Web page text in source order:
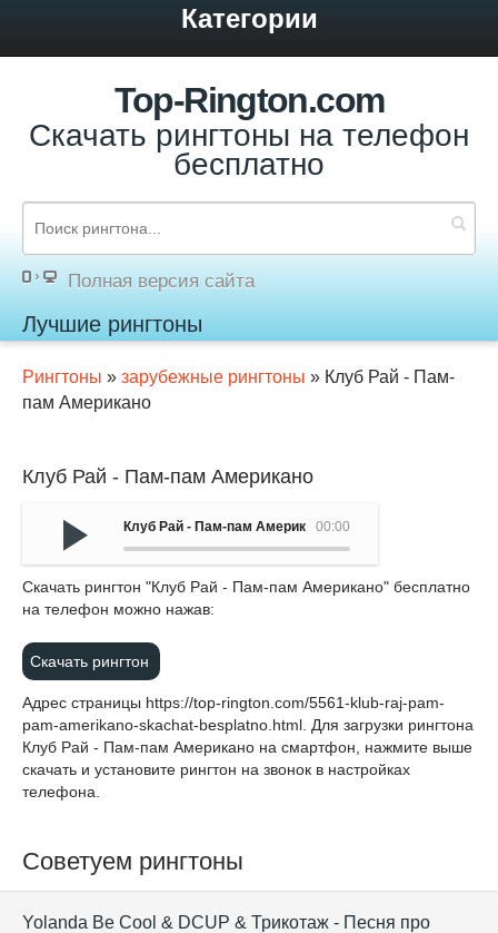
Категории
Top-Rington.com
Скачать рингтоны на телефон
бесплатно
Полная версия сайта
Лучшие рингтоны
Рингтоны » зарубежные рингтоны » Клуб Рай - Пам-
пам Американо
Клуб Рай - Пам-пам Американо
00:00
Клуб Рай - Пам-пам Американо
Cкачать рингтон "Клуб Рай - Пам-пам Американо" бесплатно
на телефон можно нажав:
Скачать рингтон
Адрес страницы https://top-rington.com/5561-klub-raj-pam-
pam-amerikano-skachat-besplatno.html . Для загрузки рингтона
Клуб Рай - Пам-пам Американо на смартфон, нажмите выше
скачать и установите рингтон на звонок в настройках
телефона.
Советуем рингтоны
Yolanda Be Cool & DCUP & Трикотаж - Песня про